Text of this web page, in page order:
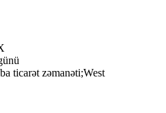
ticarət zəmanəti;West